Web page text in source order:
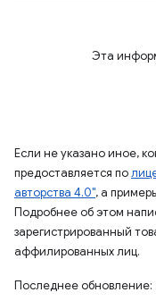
Эта
Если не указано иное,
предоставляется по
авторства 4.0", а
Подробнее об этом
зарегистрированный
аффилированных лиц.
Последнее